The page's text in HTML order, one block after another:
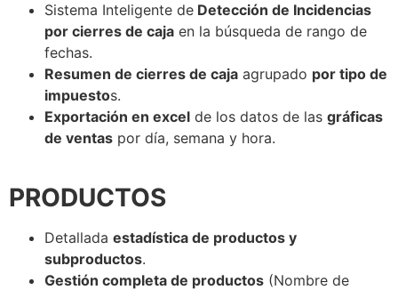
Sistema Inteligente de Detección de Incidencias
por cierres de caja en la búsqueda de rango de
fechas.
Resumen de cierres de caja agrupado por tipo de
impuestos.
Exportación en excel de los datos de las gráficas
de ventas por día, semana y hora.
PRODUCTOS
Detallada estadística de productos y
subproductos.
Gestión completa de productos (Nombre de